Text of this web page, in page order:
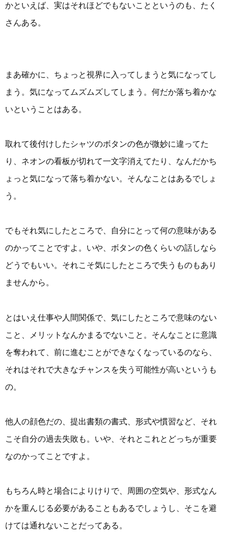
かといえば、実はそれほどでもないことというのも、たく
さんある。
まあ確かに、ちょっと視界に入ってしまうと気になってし
まう。気になってムズムズしてしまう。何だか落ち着かな
いということはある。
取れて後付けしたシャツのボタンの色が微妙に違ってた
り、ネオンの看板が切れて一文字消えてたり、なんだかち
ょっと気になって落ち着かない。そんなことはあるでしょ
う。
でもそれ気にしたところで、自分にとって何の意味がある
のかってことですよ。いや、ボタンの色くらいの話しなら
どうでもいい。それこそ気にしたところで失うものもあり
ませんから。
とはいえ仕事や人間関係で、気にしたところで意味のない
こと、メリットなんかまるでないこと。そんなことに意識
を奪われて、前に進むことができなくなっているのなら、
それはそれで大きなチャンスを失う可能性が高いというも
の。
他人の顔色だの、提出書類の書式、形式や慣習など、それ
こそ自分の過去失敗も。いや、それとこれとどっちが重要
なのかってことですよ。
もちろん時と場合によりけりで、周囲の空気や、形式なん
かを重んじる必要があることもあるでしょうし、そこを避
けては通れないことだってある。